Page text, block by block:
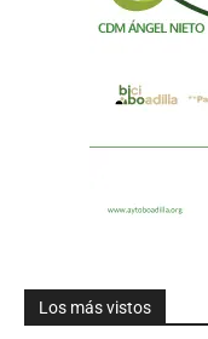
Los más vistos